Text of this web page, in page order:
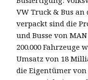
VW Truck & Bus
verpackt sind die
und Busse von
200.000 Fahrzeuge
Umsatz von 18
die Eigentümer